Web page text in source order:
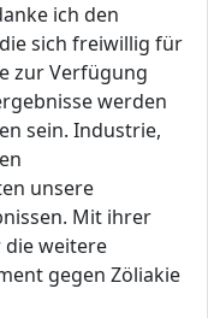
ich den
sich freiwillig für
zur Verfügung
werden
sein. Industrie,
unsere
Mit ihrer
die weitere
gegen Zöliakie